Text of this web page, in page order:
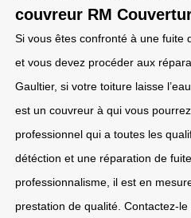
couvreur RM
Si vous êtes confronté à une fuite
et vous devez procéder aux
Gaultier, si votre toiture laisse
est un couvreur à qui vous
professionnel qui a toutes les
détéction et une réparation de
professionnalisme, il est en
prestation de qualité. Contactez-